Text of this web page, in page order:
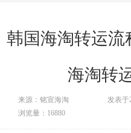
韩国海淘转运流
海淘转
来源：铭宣海淘
发表于
浏览量：16880